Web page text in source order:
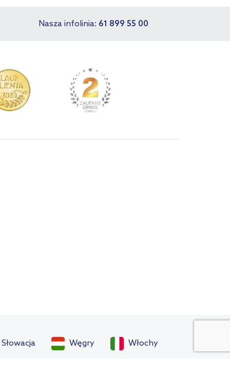
Nasza infolinia: 61 899 55 00
Słowacja Węgry Włochy